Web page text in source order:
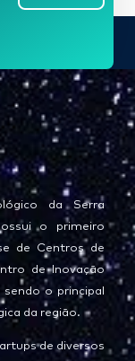
da Serra
o primeiro
de Centros de
de Inovação
o principal
da região.
de diversos